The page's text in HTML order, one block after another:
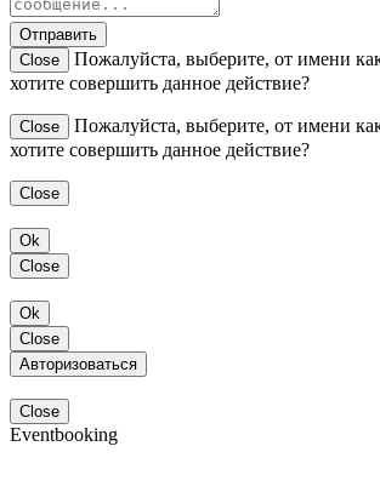
Отправить
Close
Пожалуйста, выберите, от имени
хотите совершить данное действие?
Close
Пожалуйста, выберите, от имени
хотите совершить данное действие?
Close
Ok
Close
Ok
Close
Авторизоваться
Close
Eventbooking